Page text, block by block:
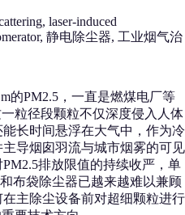
laser-induced
静电除尘器, 工业烟气治
的PM2.5，一直是燃煤电厂等
粒径段颗粒不仅深度侵入人体
长时间悬浮在大气中，作为冷
导烟囱羽流与城市烟雾的可见
排放限值的持续收严，单
布袋除尘器已越来越难以兼顾
主除尘设备前对超细颗粒进行